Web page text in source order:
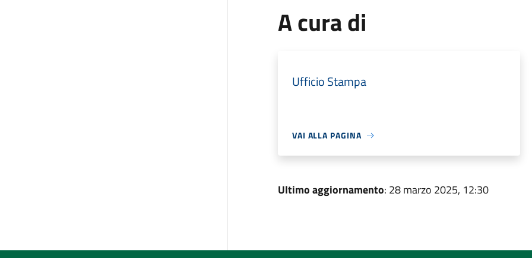
A cura di
Ufficio Stampa
VAI ALLA PAGINA
Ultimo aggiornamento: 28 marzo 2025, 12:30